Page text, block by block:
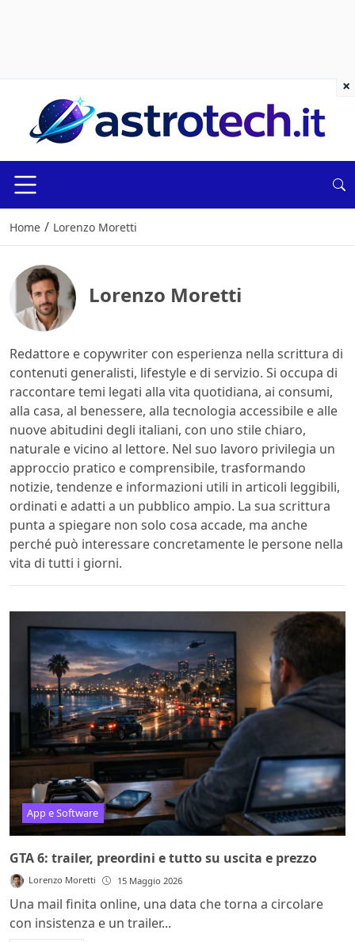
Home / Lorenzo Moretti
Lorenzo Moretti
Redattore e copywriter con esperienza nella scrittura di
contenuti generalisti, lifestyle e di servizio. Si occupa di
raccontare temi legati alla vita quotidiana, ai consumi,
alla casa, al benessere, alla tecnologia accessibile e alle
nuove abitudini degli italiani, con uno stile chiaro,
naturale e vicino al lettore. Nel suo lavoro privilegia un
approccio pratico e comprensibile, trasformando
notizie, tendenze e informazioni utili in articoli leggibili,
ordinati e adatti a un pubblico ampio. La sua scrittura
punta a spiegare non solo cosa accade, ma anche
perché può interessare concretamente le persone nella
vita di tutti i giorni.
App e Software
GTA 6: trailer, preordini e tutto su uscita e prezzo
Lorenzo Moretti 15 Maggio 2026
Una mail finita online, una data che torna a circolare
con insistenza e un trailer...
×